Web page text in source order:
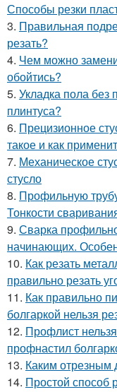
Способы резки
3. Правильная
резать?
4. Чем можно
обойтись?
5. Укладка пола без
плинтуса?
6. Прецизионное
такое и как
7. Механическое
стусло
8. Профильную
Тонкости
9. Сварка
начинающих.
10. Как резать
правильно резать
11. Как правильно
болгаркой нельзя
12. Профлист
профнастил
13. Каким отрезным
14. Простой способ